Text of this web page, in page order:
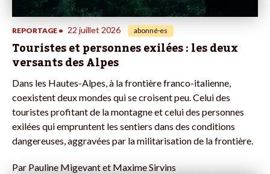
REPORTAGE • 22 juillet 2026 abonné·es
Touristes et personnes exilées : les deux
versants des Alpes
Dans les Hautes-Alpes, à la frontière franco-italienne,
coexistent deux mondes qui se croisent peu. Celui des
touristes profitant de la montagne et celui des personnes
exilées qui empruntent les sentiers dans des conditions
dangereuses, aggravées par la militarisation de la frontière.
Par Pauline Migevant et Maxime Sirvins